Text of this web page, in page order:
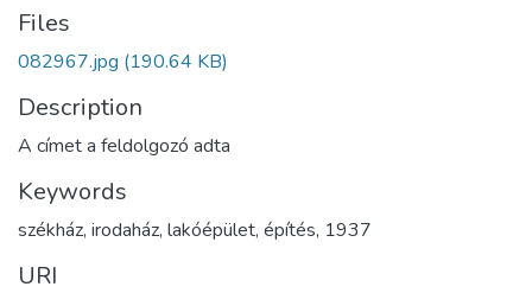
Files
082967.jpg (190.64 KB)
Description
A címet a feldolgozó adta
Keywords
székház, irodaház, lakóépület, építés, 1937
URI